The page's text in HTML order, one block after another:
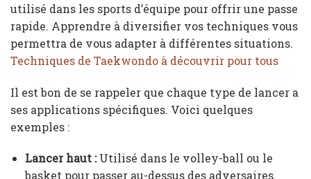
utilisé dans les sports d’équipe pour offrir une passe
rapide. Apprendre à diversifier vos techniques vous
permettra de vous adapter à différentes situations.
Techniques de Taekwondo à découvrir pour tous
Il est bon de se rappeler que chaque type de lancer a
ses applications spécifiques. Voici quelques
exemples :
Lancer haut :Utilisé dans le volley-ball ou le
basket pour passer au-dessus des adversaires.